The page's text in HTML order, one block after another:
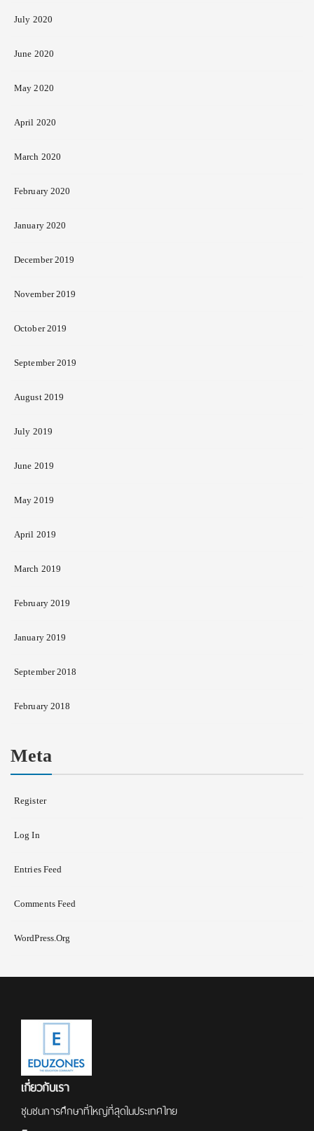
July 2020
June 2020
May 2020
April 2020
March 2020
February 2020
January 2020
December 2019
November 2019
October 2019
September 2019
August 2019
July 2019
June 2019
May 2019
April 2019
March 2019
February 2019
January 2019
September 2018
February 2018
Meta
Register
Log In
Entries Feed
Comments Feed
WordPress.org
เกี่ยวกับเรา
ชุมชนการศึกษาที่ใหญ่ที่สุดในประเทศไทย